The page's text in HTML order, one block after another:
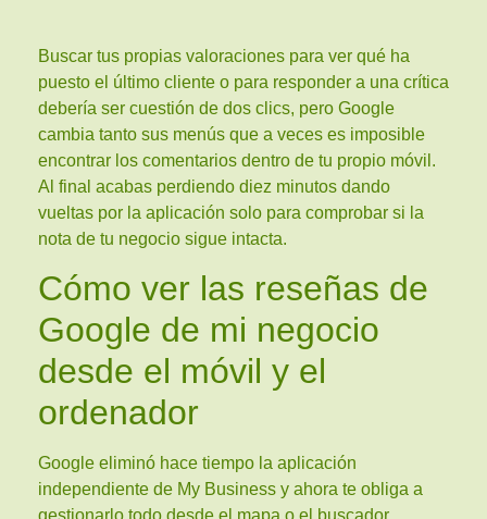
Buscar tus propias valoraciones para ver qué ha
puesto el último cliente o para responder a una crítica
debería ser cuestión de dos clics, pero Google
cambia tanto sus menús que a veces es imposible
encontrar los comentarios dentro de tu propio móvil.
Al final acabas perdiendo diez minutos dando
vueltas por la aplicación solo para comprobar si la
nota de tu negocio sigue intacta.
Cómo ver las reseñas de
Google de mi negocio
desde el móvil y el
ordenador
Google eliminó hace tiempo la aplicación
independiente de My Business y ahora te obliga a